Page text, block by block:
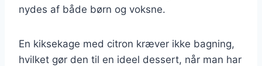
nydes af både børn og voksne.
En kiksekage med citron kræver ikke bagning,
hvilket gør den til en ideel dessert, når man har